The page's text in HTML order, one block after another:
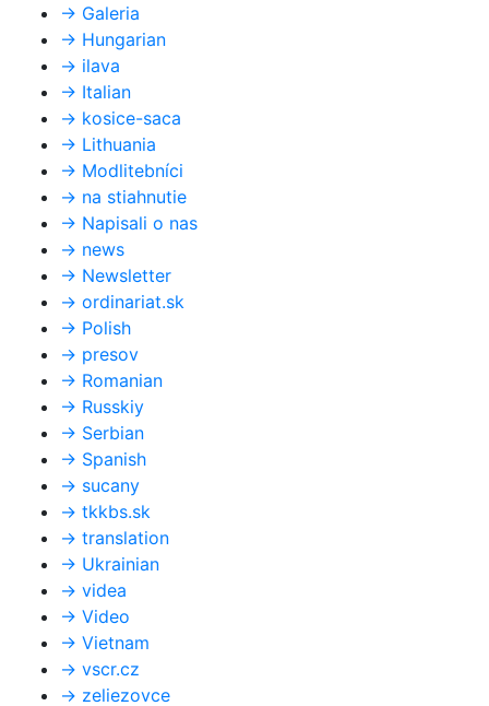
→ Galeria
→ Hungarian
→ ilava
→ Italian
→ kosice-saca
→ Lithuania
→ Modlitebníci
→ na stiahnutie
→ Napisali o nas
→ news
→ Newsletter
→ ordinariat.sk
→ Polish
→ presov
→ Romanian
→ Russkiy
→ Serbian
→ Spanish
→ sucany
→ tkkbs.sk
→ translation
→ Ukrainian
→ videa
→ Video
→ Vietnam
→ vscr.cz
→ zeliezovce